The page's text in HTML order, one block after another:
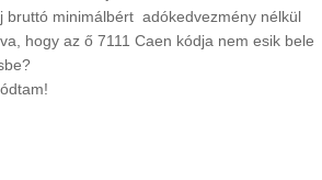
bruttó minimálbért adókedvezmény nélkül
hogy az ő 7111 Caen kódja nem esik bele